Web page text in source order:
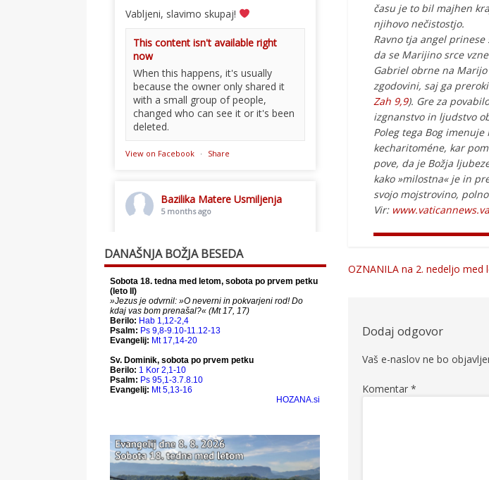
času je to bil majhen
njihovo nečistostjo.
Ravno tja angel
da se Marijino srce
Gabriel obrne na
zgodovini, saj ga
Zah 9,9). Gre za
izgnanstvo in ljudstvo
Poleg tega Bog
kecharitoméne, kar
pove, da je Božja
kako »milostna« je in
svojo mojstrovino,
Vir: www.vaticannews.va
OZNANILA na 2. nedeljo med
Dodaj odgovor
Vaš e-naslov ne bo
Komentar *
Vabljeni, slavimo skupaj!
This content isn't available right
now
When this happens, it's usually
because the owner only shared it
with a small group of people,
changed who can see it or it's been
deleted.
View on Facebook · Share
Bazilika Matere Usmiljenja
5 months ago
This content isn't available right
now
When this happens, it's usually
because the owner only shared it
with a small group of people,
changed who can see it or it's been
View on Facebook ·
12 months ago
Že 125 let - za vas.
www.bazilika.info/125-letnica-
DANAŠNJA BOŽJA BESEDA